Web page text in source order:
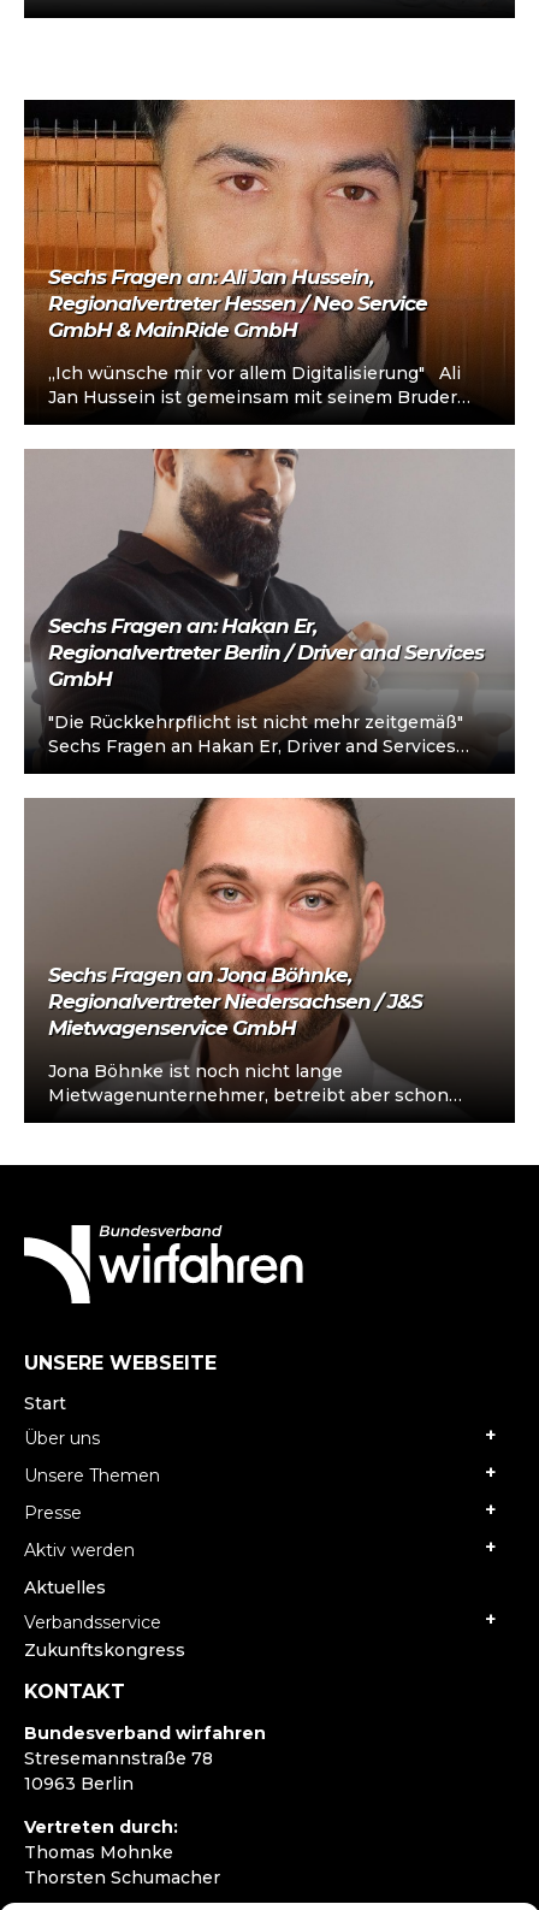
Sechs Fragen an: Ali Jan Hussein,
Regionalvertreter Hessen / Neo Service
GmbH & MainRide GmbH
„Ich wünsche mir vor allem Digitalisierung" Ali
Jan Hussein ist gemeinsam mit seinem Bruder
Mietwagenunternehmer in Frankfurt am Main.…
Sechs Fragen an: Hakan Er,
Regionalvertreter Berlin / Driver and Services
GmbH
"Die Rückkehrpflicht ist nicht mehr zeitgemäß"
Sechs Fragen an Hakan Er, Driver and Services
GmbH Hakan Er ist seit…
Sechs Fragen an Jona Böhnke,
Regionalvertreter Niedersachsen / J&S
Mietwagenservice GmbH
Jona Böhnke ist noch nicht lange
Mietwagenunternehmer, betreibt aber schon
mehrere Fahrzeuge, führt ein kleines Team und
UNSERE WEBSEITE
Start
Über uns
Unsere Themen
Presse
Aktiv werden
Aktuelles
Verbandsservice
Zukunftskongress
KONTAKT
Bundesverband wirfahren
Stresemannstraße 78
10963 Berlin
Vertreten durch:
Thomas Mohnke
Thorsten Schumacher